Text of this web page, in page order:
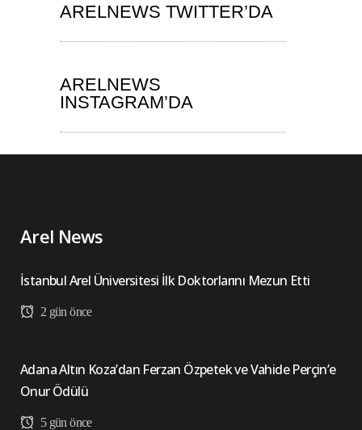
ARELNEWS TWITTER’DA
ARELNEWS
INSTAGRAM’DA
Arel News
İstanbul Arel Üniversitesi İlk Doktorlarını Mezun Etti
2 gün önce
Adana Altın Koza’dan Ferzan Özpetek ve Vahide Perçin’e
Onur Ödülü
5 gün önce